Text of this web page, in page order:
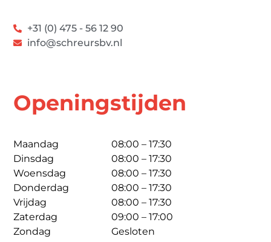
+31 (0) 475 - 56 12 90
info@schreursbv.nl
Openingstijden
Maandag
Dinsdag
Woensdag
Donderdag
Vrijdag
Zaterdag
Zondag
08:00 – 17:30
08:00 – 17:30
08:00 – 17:30
08:00 – 17:30
08:00 – 17:30
09:00 – 17:00
Gesloten